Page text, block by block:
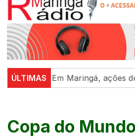
ÚLTIMAS
Em Maringá, ações de
Copa do